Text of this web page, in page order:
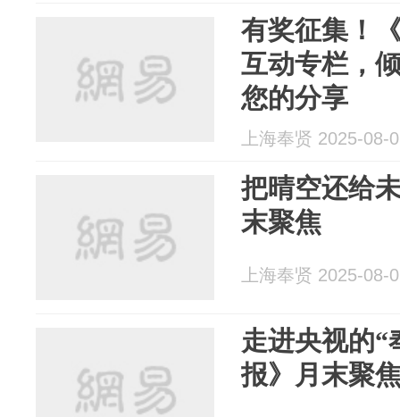
有奖征集！
互动专栏，
您的分享
上海奉贤 2025-08-
把晴空还给
末聚焦
上海奉贤 2025-08-
走进央视的“
报》月末聚